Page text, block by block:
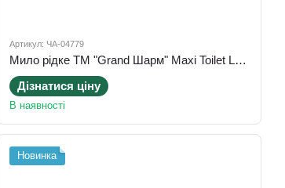
Артикул: ЧА-04779
Мило рідке ТМ "Grand Шарм" Maxi Toilet Liquid Soap "Полуниця", 500 мл
Дізнатися ціну
В наявності
Новинка